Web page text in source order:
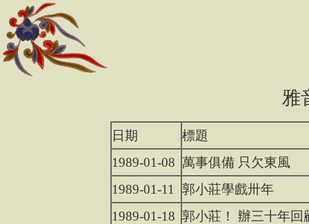
雅
日期
標題
1989-01-08 萬事俱備 只欠東風
1989-01-11
郭小莊學戲卅年
1989-01-18 郭小莊！ 辦三十年回